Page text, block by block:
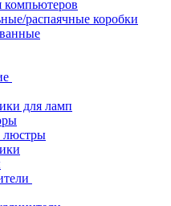
компьютеров
распаячные коробки
для ламп
люстры